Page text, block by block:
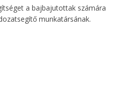
a bajbajutottak számára
munkatársának.